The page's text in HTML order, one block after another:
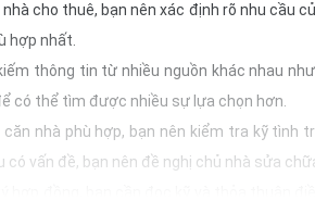
cho thuê, bạn nên xác định rõ nhu cầu
hợp nhất.
thông tin từ nhiều nguồn khác nhau
có thể tìm được nhiều sự lựa chọn hơn.
nhà phù hợp, bạn nên kiểm tra kỹ tình
có vấn đề, bạn nên đề nghị chủ nhà sửa